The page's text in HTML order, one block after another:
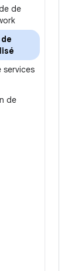
de
services
de